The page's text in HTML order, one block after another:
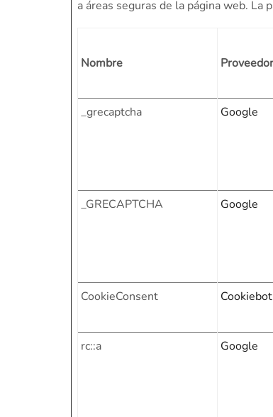
a áreas seguras de la página web. La
Nombre Proveedor
_grecaptcha Google
_GRECAPTCHA Google
CookieConsent Cookiebot
rc::a
Google